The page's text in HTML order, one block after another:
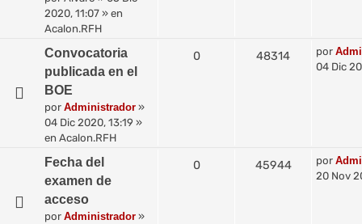
2020, 11:07 » en
Acalon.RFH
Convocatoria
publicada en el
BOE
por Administrador »
04 Dic 2020, 13:19 »
en Acalon.RFH
0 48314 por
04 Dic
Fecha del
examen de
acceso
por Administrador »
0 45944 por
20 Nov